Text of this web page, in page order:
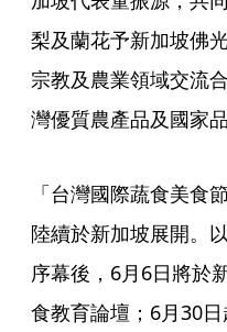
梨及蘭花予新加坡佛
宗教及農業領域交流
灣優質農產品及國家品
「台灣國際蔬食美食
陸續於新加坡展開。
序幕後，6月6日將於
食教育論壇；6月30